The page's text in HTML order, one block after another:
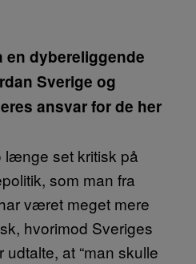
en dybereliggende
Sverige og
ansvar for de her
længe set kritisk på
som man fra
været meget mere
hvorimod Sveriges
at “man skulle